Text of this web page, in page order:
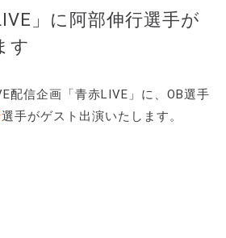
」に阿部伸行選手が
す
配信企画「青赤LIVE」に、OB選手
選手がゲスト出演いたします。